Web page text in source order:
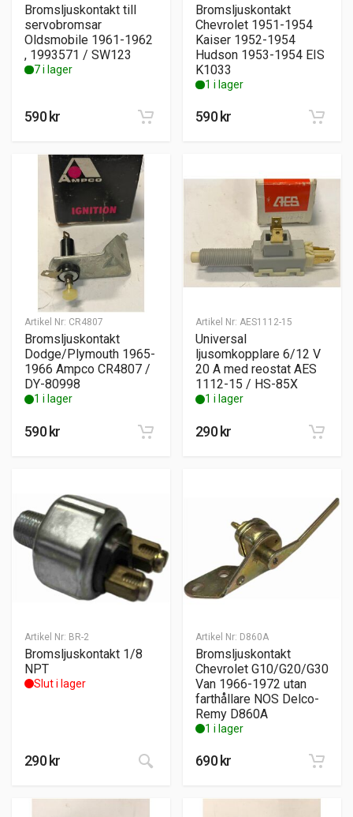
Bromsljuskontakt till
servobromsar
Oldsmobile 1961-1962
, 1993571 / SW123
7 i lager
590 kr
Bromsljuskontakt
Chevrolet 1951-1954
Kaiser 1952-1954
Hudson 1953-1954 EIS
K1033
1 i lager
590 kr
Artikel Nr: CR4807
Bromsljuskontakt
Dodge/Plymouth 1965-
1966 Ampco CR4807 /
DY-80998
1 i lager
590kr
Artikel Nr: AES1112-15
Universal
ljusomkopplare 6/12 V
20 A med reostat AES
1112-15 / HS-85X
1 i lager
290kr
Artikel Nr: BR-2
Bromsljuskontakt 1/8
NPT
Slut i lager
290kr
Artikel Nr: D860A
Bromsljuskontakt
Chevrolet G10/G20/G30
Van 1966-1972 utan
farthållare NOS Delco-
Remy D860A
1 i lager
690kr